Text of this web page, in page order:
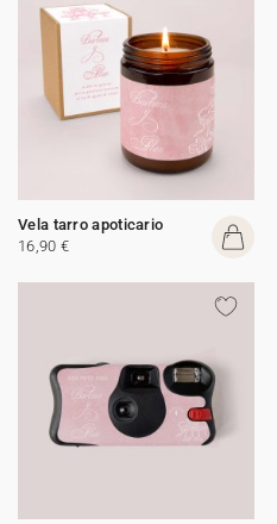
Vela tarro apoticario
16,90 €